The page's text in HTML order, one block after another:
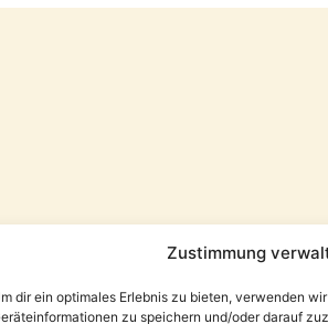
Zustimmung
dir ein optimales Erlebnis zu bieten, verwenden
zu speichern und/oder darauf